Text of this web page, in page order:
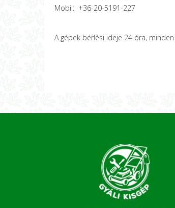
Mobil: +36-20-5191-227
A gépek bérlési ideje 24 óra,